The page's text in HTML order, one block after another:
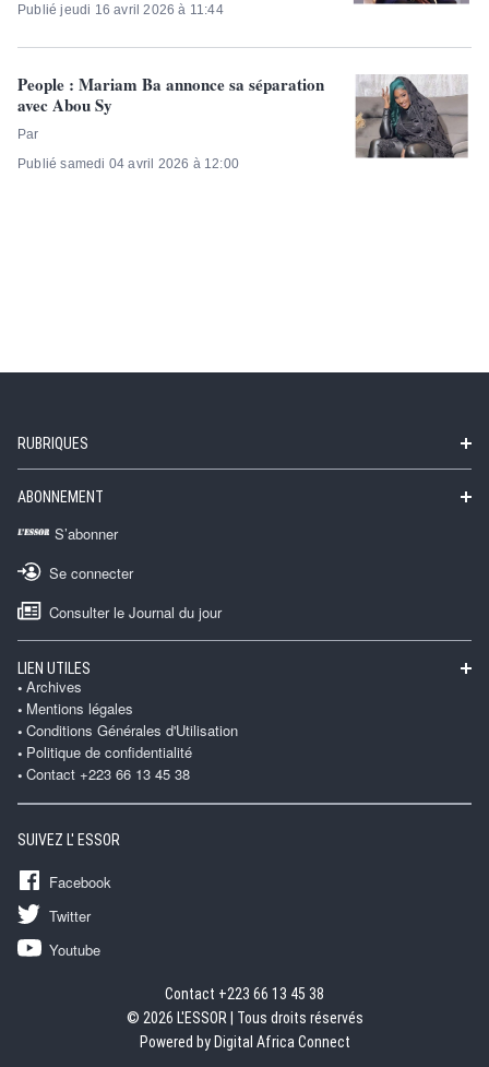
Publié jeudi 16 avril 2026 à 11:44
People : Mariam Ba annonce sa séparation
avec Abou Sy
Par
Publié samedi 04 avril 2026 à 12:00
RUBRIQUES
ABONNEMENT
S’abonner
Se connecter
Consulter le Journal du jour
LIEN UTILES
Archives
Mentions légales
Conditions Générales d'Utilisation
Politique de confidentialité
Contact +223 66 13 45 38
SUIVEZ L' ESSOR
Facebook
Twitter
Youtube
Contact +223 66 13 45 38
© 2026 L'ESSOR | Tous droits réservés
Powered by Digital Africa Connect